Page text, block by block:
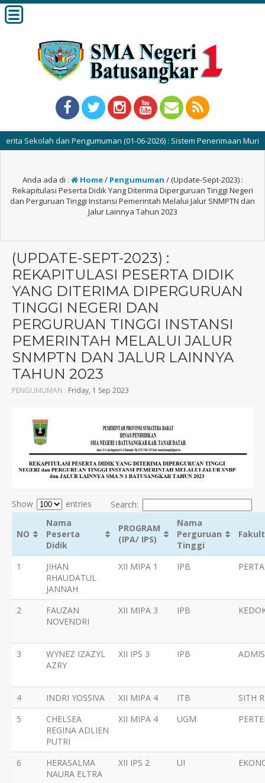
(01-06-2026) : Sistem Penerimaan Murid Baru (SPMB)
Anda ada di : Home/ Pengumuman / (Update-Sept-2023) :
Rekapitulasi Peserta Didik Yang Diterima Diperguruan Tinggi Negeri
dan Perguruan Tinggi Instansi Pemerintah Melalui Jalur SNMPTN dan
Jalur Lainnya Tahun 2023
(UPDATE-SEPT-2023) :
REKAPITULASI PESERTA DIDIK
YANG DITERIMA DIPERGURUAN
TINGGI NEGERI DAN
PERGURUAN TINGGI INSTANSI
PEMERINTAH MELALUI JALUR
SNMPTN DAN JALUR LAINNYA
TAHUN 2023
PENGUMUMAN : Friday, 1 Sep 2023
Show entries Search:
NO
Nama
Peserta
Didik
PROGRAM
(IPA/ IPS)
Nama
Perguruan
Tinggi
1
JIHAN
RHAUDATUL
JANNAH
XII MIPA 1 IPB
2
FAUZAN
NOVENDRI
XII MIPA 3 IPB
3
WYNEZ IZAZYL
AZRY
XII IPS 3 IPB
4 INDRI YOSSIVA XII MIPA 4 ITB
SITH R
5
CHELSEA
REGINA ADLIEN
PUTRI
XII MIPA 4 UGM
6
HERASALMA
NAURA ELTRA
XII IPS 2 UI